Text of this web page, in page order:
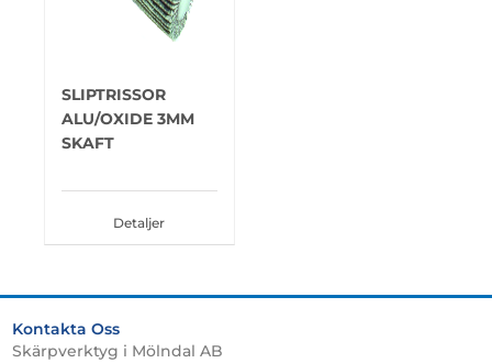
SLIPTRISSOR
ALU/OXIDE 3MM
SKAFT
Detaljer
Kontakta Oss
Skärpverktyg i Mölndal AB